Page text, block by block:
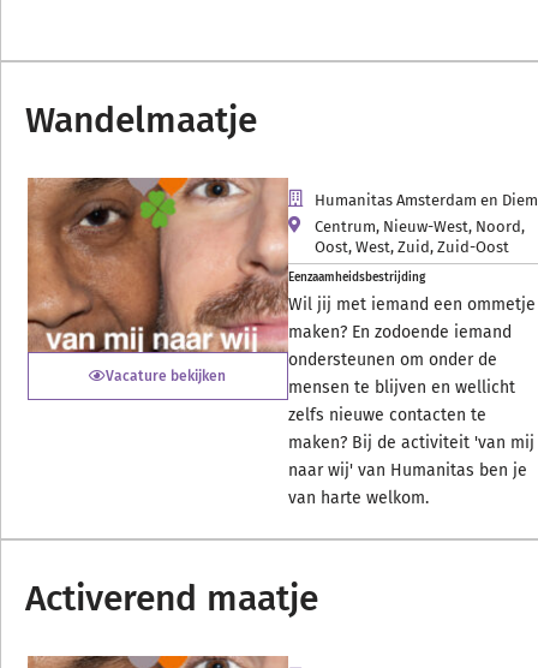
Wandelmaatje
Vacature bekijken
Humanitas Amsterdam en
Centrum, Nieuw-West, Noord,
Oost,West,Zuid,Zuid-Oost
Eenzaamheidsbestrijding
Wil jij met iemand een ommetje
maken? En zodoende iemand
ondersteunen om onder de
mensen te blijven en wellicht
zelfs nieuwe contacten te
maken? Bij de activiteit 'van mij
naar wij' van Humanitas ben je
van harte welkom.
Activerend maatje